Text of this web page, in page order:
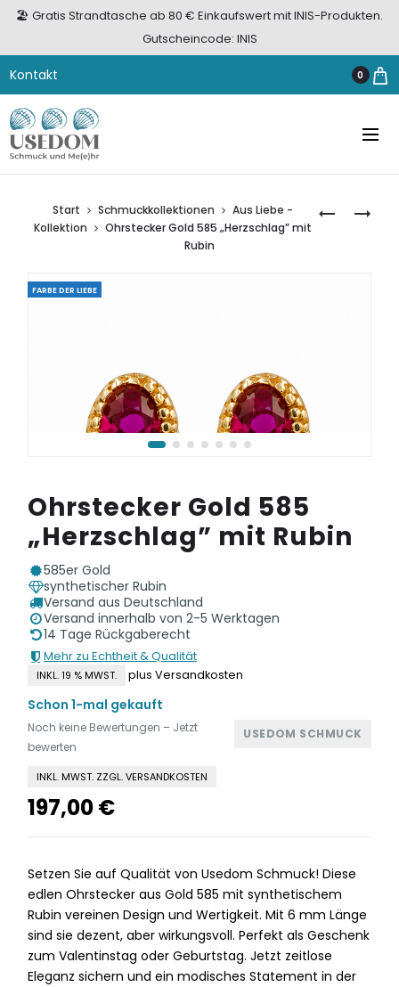
🏖️ Gratis Strandtasche ab 80 € Einkaufswert mit INIS-Produkten.
Gutscheincode: INIS
Kontakt 0
Start Schmuckkollektionen
Aus Liebe -
Kollektion
Ohrstecker Gold 585 „Herzschlag” mit
Rubin
FARBE DER LIEBE
Ohrstecker Gold 585
„Herzschlag” mit Rubin
585er Gold
synthetischer Rubin
Versand aus Deutschland
Versand innerhalb von 2-5 Werktagen
14 Tage Rückgaberecht
Mehr zu Echtheit & Qualität
INKL. 19 % MWST. plus Versandkosten
Schon 1-mal gekauft
USEDOM SCHMUCK
Noch keine Bewertungen – Jetzt
bewerten
INKL. MWST. ZZGL. VERSANDKOSTEN
197,00€
Setzen Sie auf Qualität von Usedom Schmuck! Diese
edlen Ohrstecker aus Gold 585 mit synthetischem
Rubin vereinen Design und Wertigkeit. Mit 6 mm Länge
sind sie dezent, aber wirkungsvoll. Perfekt als Geschenk
zum Valentinstag oder Geburtstag. Jetzt zeitlose
Eleganz sichern und ein modisches Statement in der